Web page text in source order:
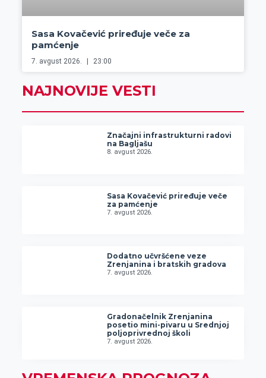
Sasa Kovačević priređuje veče za
pamćenje
7. avgust 2026. 23:00
NAJNOVIJE VESTI
Značajni infrastrukturni radovi
na Bagljašu
8. avgust 2026.
Sasa Kovačević priređuje veče
za pamćenje
7. avgust 2026.
Dodatno učvršćene veze
Zrenjanina i bratskih gradova
7. avgust 2026.
Gradonačelnik Zrenjanina
posetio mini-pivaru u Srednjoj
poljoprivrednoj školi
7. avgust 2026.